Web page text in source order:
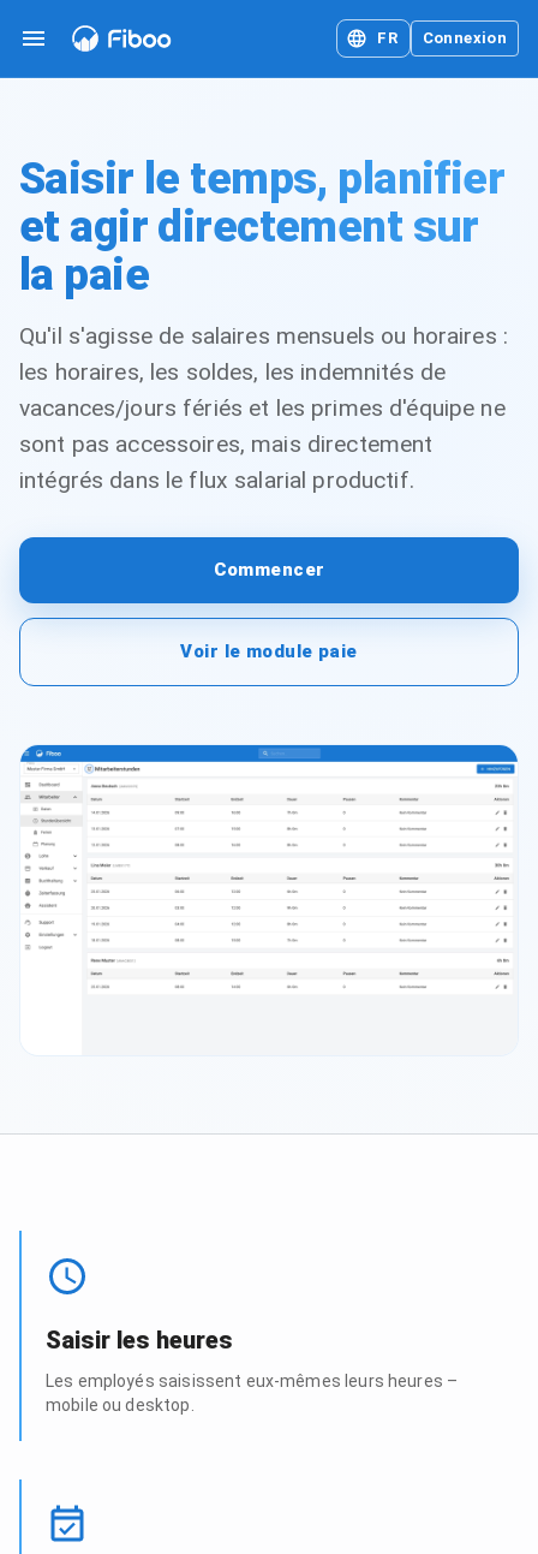
FR Connexion
Saisir le temps, planifier
et agir directement sur
la paie
Qu'il s'agisse de salaires mensuels ou horaires :
les horaires, les soldes, les indemnités de
vacances/jours fériés et les primes d'équipe ne
sont pas accessoires, mais directement
intégrés dans le flux salarial productif.
Commencer
Voir le module paie
Saisir les heures
Les employés saisissent eux‑mêmes leurs heures –
mobile ou desktop.